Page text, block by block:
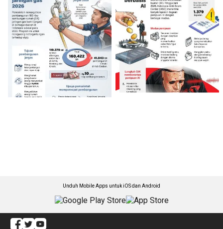
Unduh Mobile Apps untuk iOS dan Android